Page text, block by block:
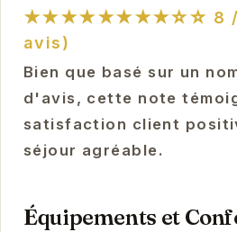
★★★★★★★★☆☆ 8
avis)
Bien que basé sur un
d'avis, cette note
satisfaction client
séjour agréable.
Équipements et